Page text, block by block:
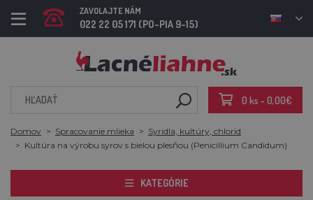
ZAVOLAJTE NÁM
022 22 05 171 (PO-PIA 9-15)
0 ks - 0,00€
Domov Spracovanie mlieka
Syridla, kultúry, chlorid
Kultúra na výrobu syrov s bielou plesňou (Penicillium Candidum)
KATEGÓRIE